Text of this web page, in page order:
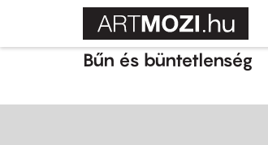
Bűn és büntetlenség